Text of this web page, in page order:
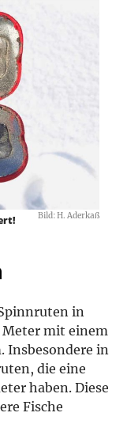
Bild: H. Aderkaß
in
Meter mit einem
Insbesondere in
die eine
haben. Diese
Fische